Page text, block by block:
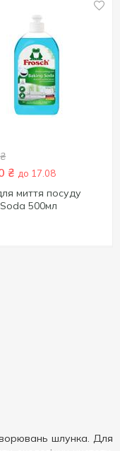
₴
₴ до 17.08
миття посуду
500мл
шлунка. Для